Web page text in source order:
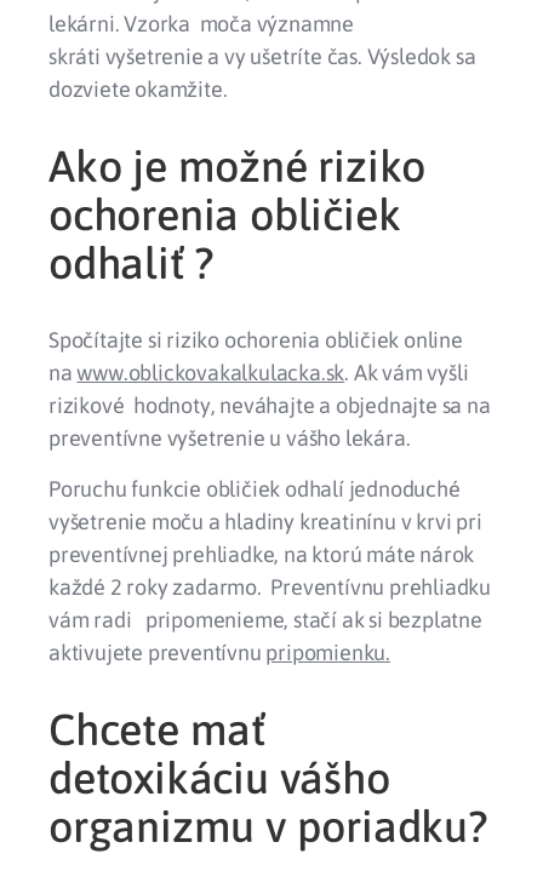
lekárni. Vzorka moča významne
skráti vyšetrenie a vy ušetríte čas. Výsledok sa
dozviete okamžite.
Ako je možné riziko
ochorenia obličiek
odhaliť ?
Spočítajte si riziko ochorenia obličiek online
nawww.oblickovakalkulacka.sk. Ak vám vyšli
rizikové hodnoty, neváhajte a objednajte sa na
preventívne vyšetrenie u vášho lekára.
Poruchu funkcie obličiek odhalí jednoduché
vyšetrenie moču a hladiny kreatinínu v krvi pri
preventívnej prehliadke, na ktorú máte nárok
každé 2 roky zadarmo. Preventívnu prehliadku
vám radi pripomenieme, stačí ak si bezplatne
aktivujete preventívnu pripomienku.
Chcete mať
detoxikáciu vášho
organizmu v poriadku?